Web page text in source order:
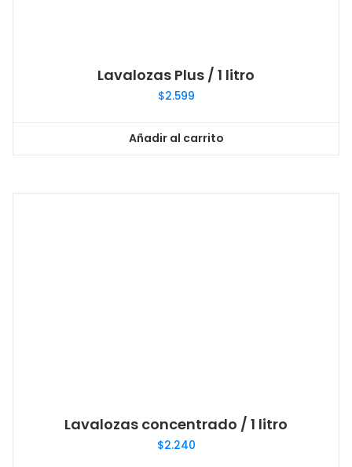
Lavalozas Plus / 1 litro
$2.599
Añadir al carrito
Lavalozas concentrado / 1 litro
$2.240